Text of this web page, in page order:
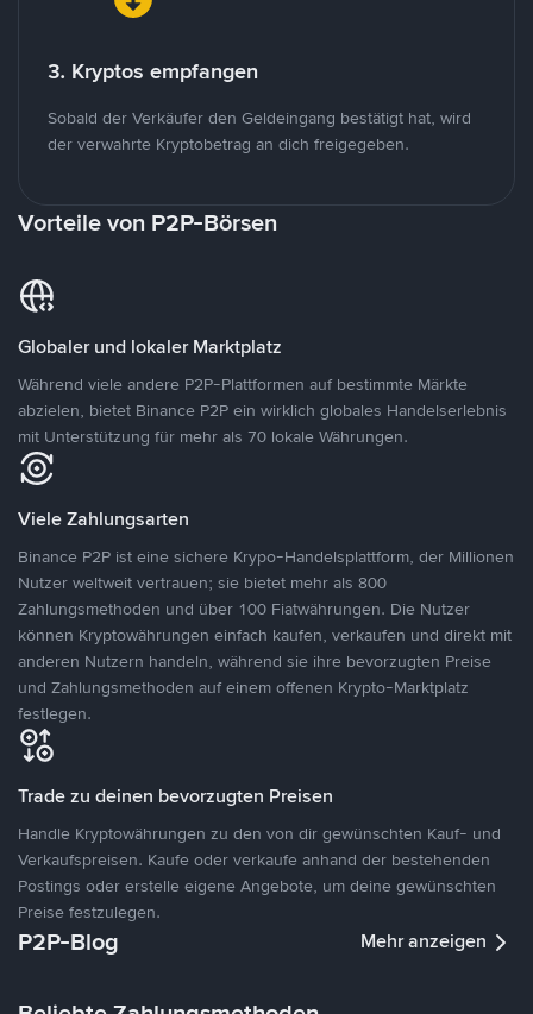
3. Kryptos empfangen
Sobald der Verkäufer den Geldeingang bestätigt hat, wird
der verwahrte Kryptobetrag an dich freigegeben.
Vorteile von P2P-Börsen
Globaler und lokaler Marktplatz
Während viele andere P2P-Plattformen auf bestimmte Märkte
abzielen, bietet Binance P2P ein wirklich globales Handelserlebnis
mit Unterstützung für mehr als 70 lokale Währungen.
Viele Zahlungsarten
Binance P2P ist eine sichere Krypo-Handelsplattform, der Millionen
Nutzer weltweit vertrauen; sie bietet mehr als 800
Zahlungsmethoden und über 100 Fiatwährungen. Die Nutzer
können Kryptowährungen einfach kaufen, verkaufen und direkt mit
anderen Nutzern handeln, während sie ihre bevorzugten Preise
und Zahlungsmethoden auf einem offenen Krypto-Marktplatz
festlegen.
Trade zu deinen bevorzugten Preisen
Handle Kryptowährungen zu den von dir gewünschten Kauf- und
Verkaufspreisen. Kaufe oder verkaufe anhand der bestehenden
Postings oder erstelle eigene Angebote, um deine gewünschten
Preise festzulegen.
P2P-Blog Mehr anzeigen